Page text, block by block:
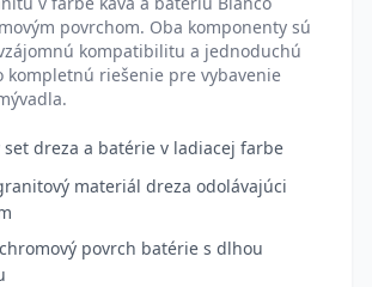
povrchom. Oba komponenty sú
kompatibilitu a jednoduchú
kompletnú riešenie pre vybavenie
set dreza a batérie v ladiacej farbe
materiál dreza odolávajúci
povrch batérie s dlhou